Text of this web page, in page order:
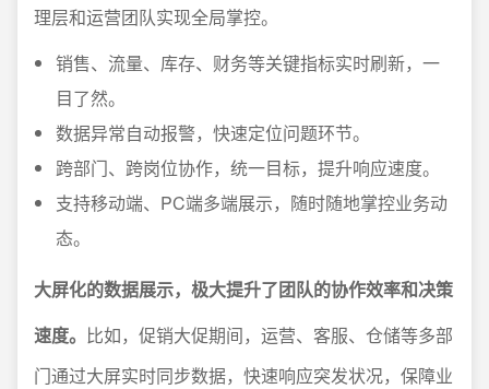
理层和运营团队实现全局掌控。
销售、流量、库存、财务等关键指标实时刷新，一
目了然。
数据异常自动报警，快速定位问题环节。
跨部门、跨岗位协作，统一目标，提升响应速度。
支持移动端、PC端多端展示，随时随地掌控业务动
态。
大屏化的数据展示，极大提升了团队的协作效率和决策
速度。 比如，促销大促期间，运营、客服、仓储等多部
门通过大屏实时同步数据，快速响应突发状况，保障业